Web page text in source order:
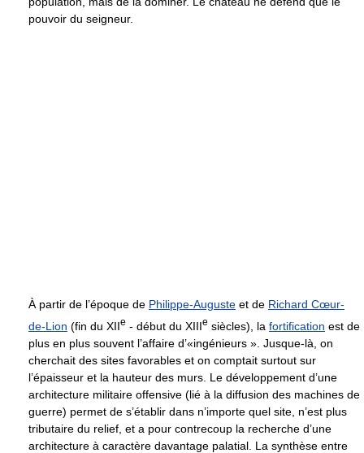
pouvoir du seigneur.
À partir de l’époque de Philippe-Auguste et de Richard Cœur-
de-Lion (fin du XIIe - début du XIIIe siècles), la fortification est de
plus en plus souvent l’affaire d’«ingénieurs ». Jusque-là, on
cherchait des sites favorables et on comptait surtout sur
l’épaisseur et la hauteur des murs. Le développement d’une
architecture militaire offensive (lié à la diffusion des machines de
guerre) permet de s’établir dans n’importe quel site, n’est plus
tributaire du relief, et a pour contrecoup la recherche d’une
architecture à caractère davantage palatial. La synthèse entre